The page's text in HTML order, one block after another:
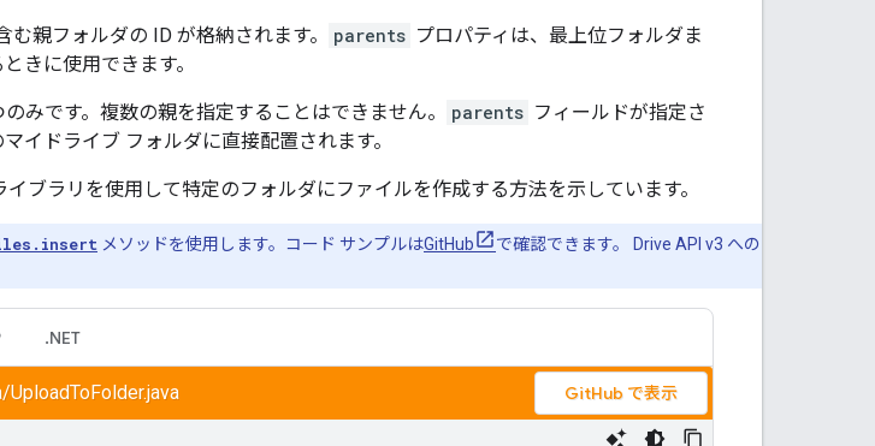
親フォルダの ID が格納されます。 parents プロパティは、最上位フォルダま
きに使用できます。
みです。複数の親を指定することはできません。 parents フィールドが指定さ
イドライブ フォルダに直接配置されます。
イブラリを使用して特定のフォルダにファイルを作成する方法を示しています。
メソッドを使用します。コード サンプルはGitHub
で確認できます。 Drive API v3 への
.NET
GitHub で表示